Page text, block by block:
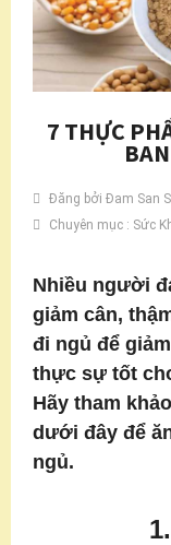
7 THỰC
Đăng bởi Đam San
Chuyên mục : Sức
Nhiều người
giảm cân,
đi ngủ để
thực sự tốt
Hãy tham
dưới đây để
ngủ.